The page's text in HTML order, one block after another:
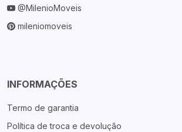
@MilenioMoveis
mileniomoveis
INFORMAÇÕES
Termo de garantia
Política de troca e devolução